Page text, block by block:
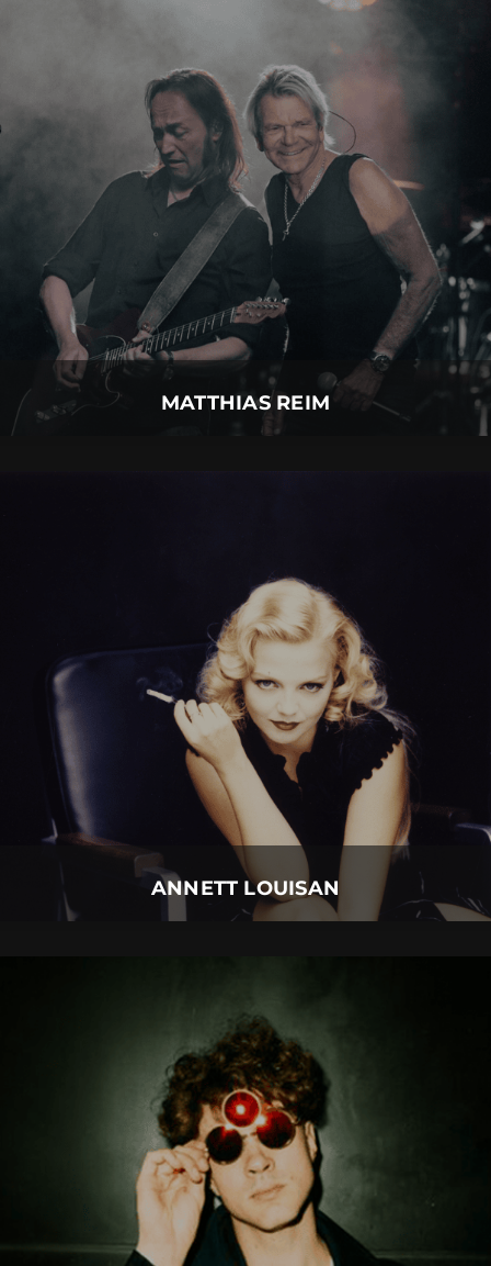
MATTHIAS REIM
MATTHIAS REIM
MATTHIAS REIM
September 2026 | Dienstag | Insel Mainau
Mehr Details
ANNETT LOUISAN
ANNETT LOUISAN
2026 | Mittwoch | Insel Mainau
Mehr Details
TIMON KRAUSE
September 2026 | Donnerstag |